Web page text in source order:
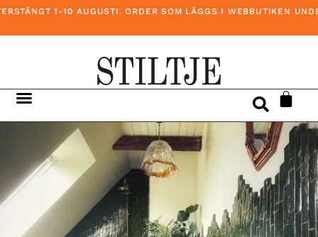
1-10 AUGUSTI. ORDER SOM LÄGGS I WEBBUTIKEN